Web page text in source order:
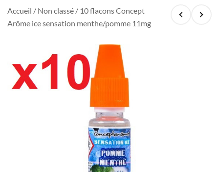
Accueil / Non classé / 10 flacons Concept
Arôme ice sensation menthe/pomme 11mg